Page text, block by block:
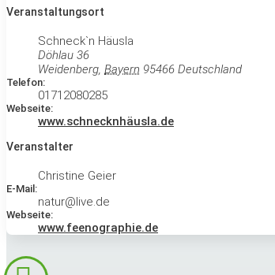
Veranstaltungsort
Schneck`n Häusla
Döhlau 36
Weidenberg, Bayern 95466 Deutschland
Telefon:
01712080285
Webseite:
www.schnecknhäusla.de
Veranstalter
Christine Geier
E-Mail:
natur@live.de
Webseite:
www.feenographie.de